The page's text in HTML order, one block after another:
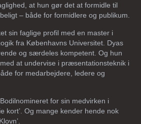
at hun gør det at formidle til
– både for formidlere og publikum.
sin faglige profil med en master i
fra Københavns Universitet. Dyas
og særdeles kompetent. Og hun
at undervise i præsentationsteknik i
for medarbejdere, ledere og
for sin medvirken i
kort’. Og mange kender hende nok